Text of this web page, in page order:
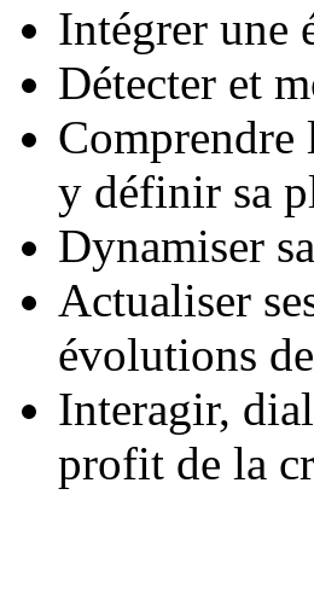
Intégrer une
Détecter et
Comprendre
y définir sa
Dynamiser
Actualiser
évolutions
Interagir,
profit de la